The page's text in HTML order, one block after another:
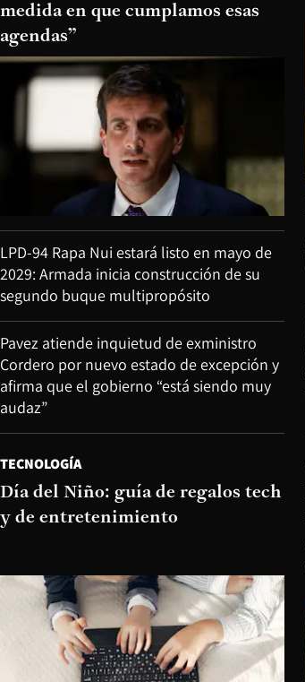
medida en que cumplamos esas
agendas”
LPD-94 Rapa Nui estará listo en mayo de
2029: Armada inicia construcción de su
segundo buque multipropósito
Pavez atiende inquietud de exministro
Cordero por nuevo estado de excepción y
afirma que el gobierno “está siendo muy
audaz”
TECNOLOGÍA
Día del Niño: guía de regalos tech
y de entretenimiento